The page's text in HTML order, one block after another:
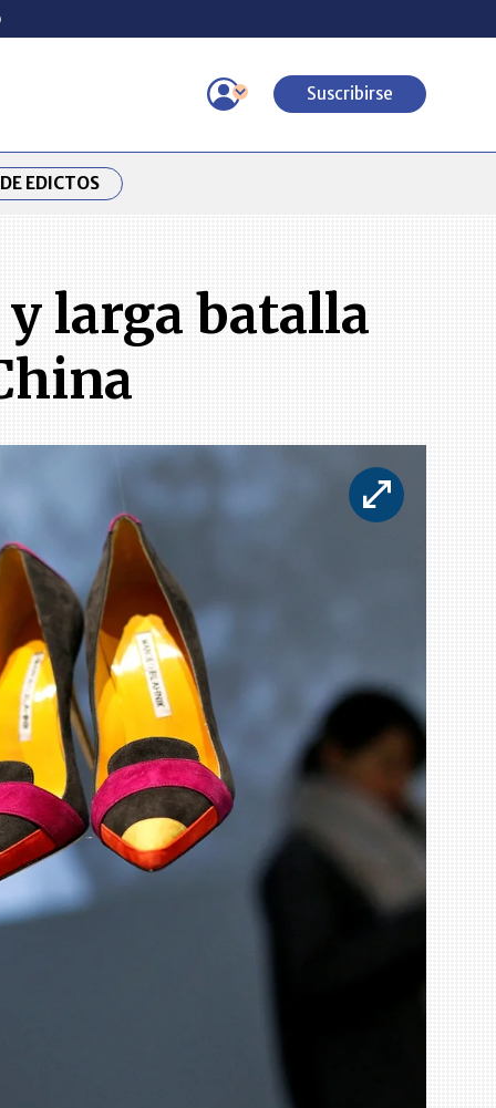
Suscribirse
EDICTOS
larga batalla